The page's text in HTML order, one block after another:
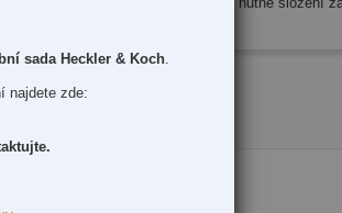
sada Heckler & Koch.
najdete zde: